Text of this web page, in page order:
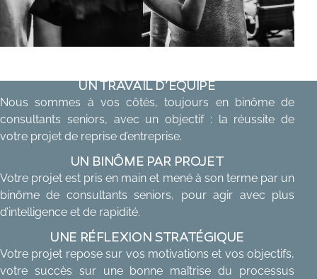
UN TRAVAIL D’ÉQUIPE
Nous sommes à vos côtés, toujours en binôme de
consultants seniors, avec un objectif : la réussite de
votre projet de reprise d’entreprise.
UN BINÔME PAR PROJET
Votre projet est pris en main et mené à son terme par un
binôme de consultants seniors, pour agir avec plus
d’intel­ligence et de rapidité.
UNE RÉFLEXION STRATÉGIQUE
Votre projet repose sur vos motivations et vos objectifs,
votre succès sur une bonne maîtrise du processus